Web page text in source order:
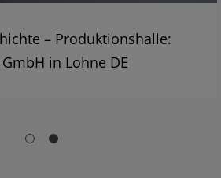
– Produktionshalle:
in Lohne DE